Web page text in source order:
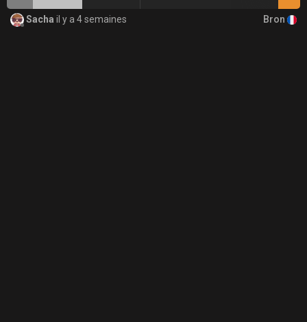
Sacha il y a 4 semaines Bron